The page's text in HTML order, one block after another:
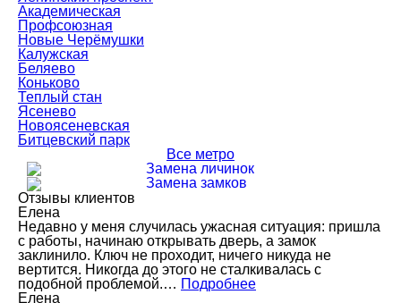
Академическая
Профсоюзная
Новые Черёмушки
Калужская
Беляево
Коньково
Теплый стан
Ясенево
Новоясеневская
Битцевский парк
Все метро
Замена личинок
Замена замков
Отзывы клиентов
Елена
Недавно у меня случилась ужасная ситуация: пришла
с работы, начинаю открывать дверь, а замок
заклинило. Ключ не проходит, ничего никуда не
вертится. Никогда до этого не сталкивалась с
подобной проблемой.… Подробнее
Елена